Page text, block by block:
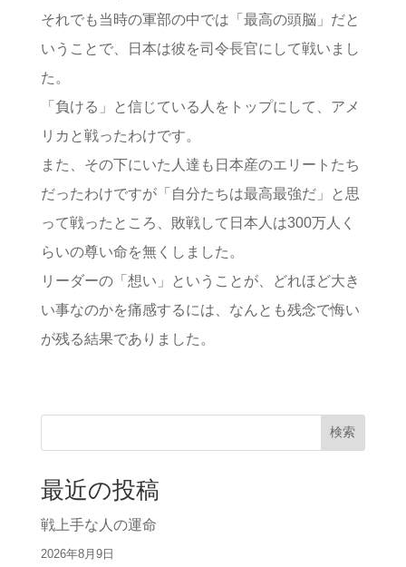
それでも当時の軍部の中では「最高の頭脳」だと
いうことで、日本は彼を司令長官にして戦いまし
た。
「負ける」と信じている人をトップにして、アメ
リカと戦ったわけです。
また、その下にいた人達も日本産のエリートたち
だったわけですが「自分たちは最高最強だ」と思
って戦ったところ、敗戦して日本人は300万人く
らいの尊い命を無くしました。
リーダーの「想い」ということが、どれほど大き
い事なのかを痛感するには、なんとも残念で悔い
が残る結果でありました。
検索
最近の投稿
戦上手な人の運命
2026年8月9日